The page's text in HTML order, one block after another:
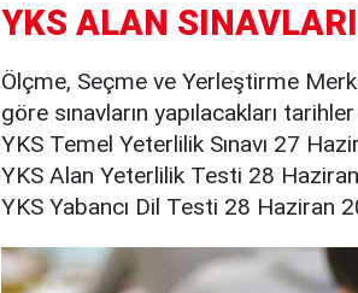
YKS ALAN
Ölçme, Seçme ve Yerleştirme
göre sınavların yapılacakları
YKS Temel Yeterlilik Sınavı 27
YKS Alan Yeterlilik Testi 28
YKS Yabancı Dil Testi 28 Haziran